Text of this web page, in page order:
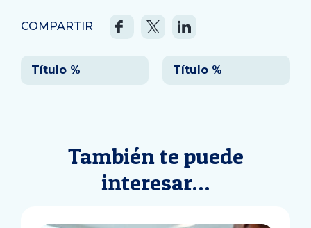
COMPARTIR
Navegación
de
Título % Título %
También te puede
interesar…